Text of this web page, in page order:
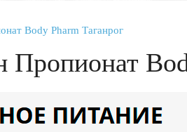
Body Pharm Таганрог
Пропионат